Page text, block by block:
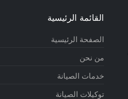
القائمة الرئيسية
الصفحة الرئيسية
من نحن
خدمات الصيانة
توكيلات الصيانة